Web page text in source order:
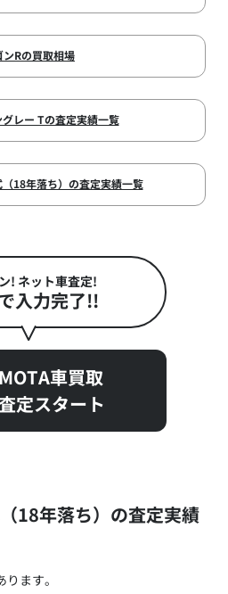
ンRの買取相場
レー Tの査定実績一覧
18年落ち）の査定実績一覧
! ネット車査定!
入力完了!!
MOTA車買取
定スタート
18年落ち）の査定実績
ます。